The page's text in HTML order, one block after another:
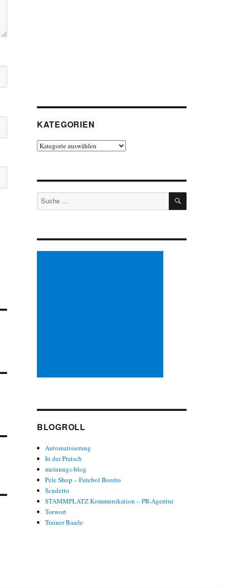
KATEGORIEN
Kategorien
Suche
nach:
SUCHEN
BLOGROLL
Automatisierung
In der Pratsch
meinungs-blog
Pele Shop – Futebol Bonito
Scudetto
STAMMPLATZ Kommunikation – PR-Agentur
Torwort
Trainer Baade